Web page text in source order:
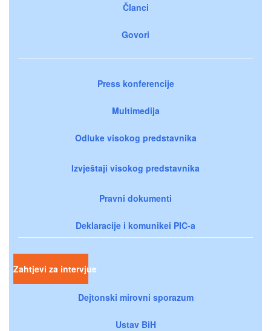
Članci
Govori
Press konferencije
Multimedija
Odluke visokog predstavnika
Izvještaji visokog predstavnika
Pravni dokumenti
Deklaracije i komunikei PIC-a
Zahtjevi za intervjue
Dejtonski mirovni sporazum
Ustav BiH